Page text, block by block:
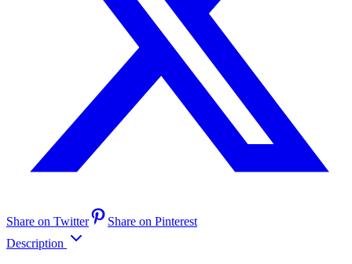
Share on Twitter
Share on Pinterest
Description